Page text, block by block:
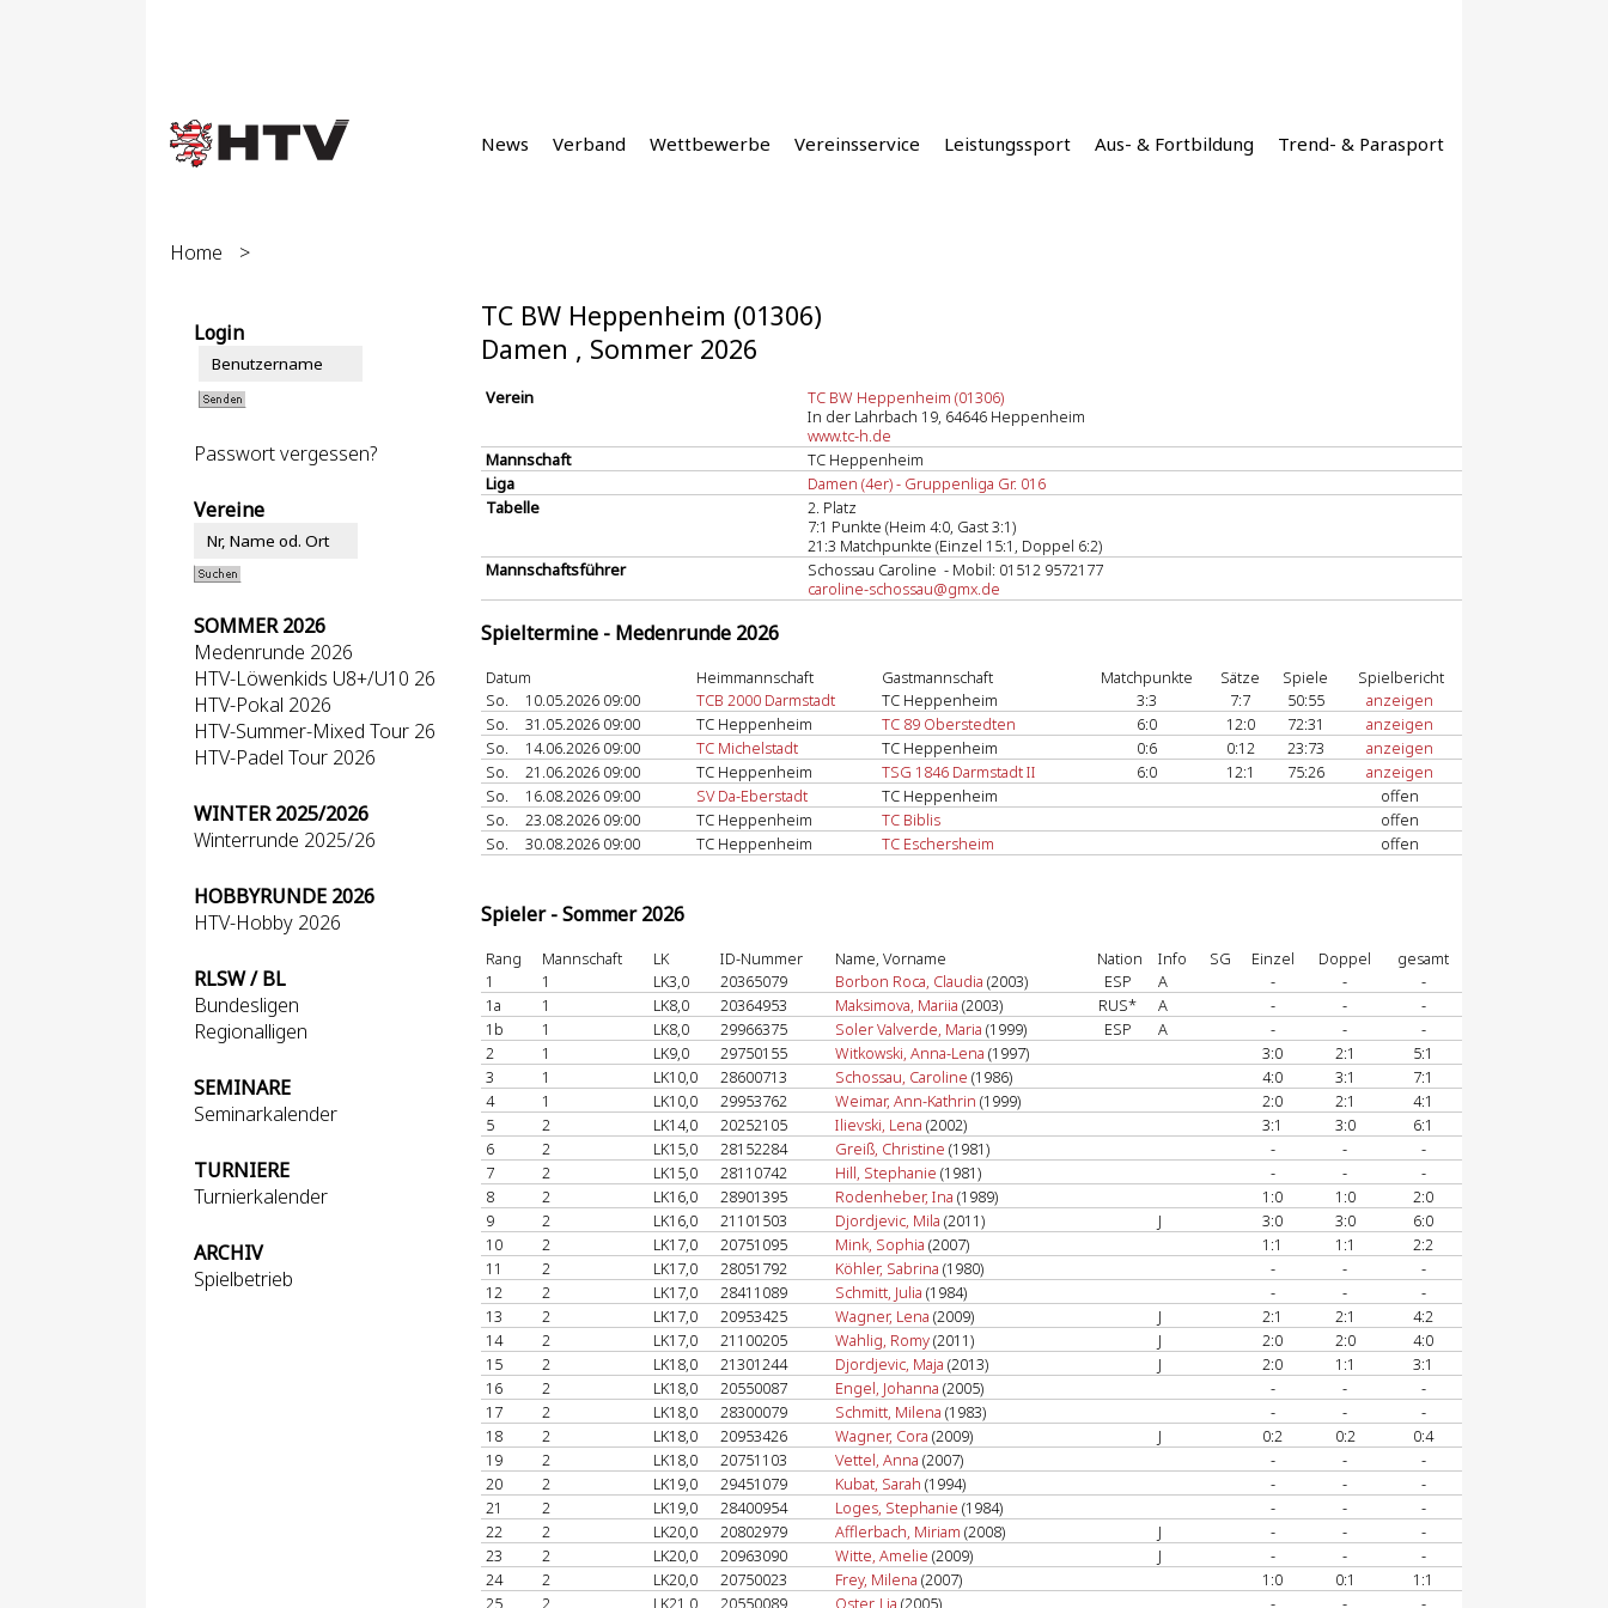
News Verband Wettbewerbe Vereinsservice Leistungssport Aus- & Fortbildung Trend- & Parasport
Home >
Login
Passwort vergessen?
Vereine
SOMMER 2026
Medenrunde 2026
HTV-Löwenkids U8+/U10 26
HTV-Pokal 2026
HTV-Summer-Mixed Tour 26
HTV-Padel Tour 2026
WINTER 2025/2026
Winterrunde 2025/26
HOBBYRUNDE 2026
HTV-Hobby 2026
RLSW / BL
Bundesligen
Regionalligen
SEMINARE
Seminarkalender
TURNIERE
Turnierkalender
ARCHIV
Spielbetrieb
TC BW Heppenheim (01306)
Damen , Sommer 2026
Verein
TC BW Heppenheim (01306)
In der Lahrbach 19, 64646 Heppenheim
www.tc-h.de
Mannschaft
TC Heppenheim
Liga
Damen (4er) - Gruppenliga Gr. 016
Tabelle
2. Platz
7:1 Punkte (Heim 4:0, Gast 3:1)
21:3 Matchpunkte (Einzel 15:1, Doppel 6:2)
Mannschaftsführer
Schossau Caroline - Mobil: 01512 9572177
caroline-schossau@gmx.de
Spieltermine - Medenrunde 2026
Datum Heimmannschaft Gastmannschaft Matchpunkte Sätze Spiele
Spielbericht
So.
10.05.2026 09:00 TCB 2000 Darmstadt TC Heppenheim 3:3 7:7 50:55
anzeigen
So.
31.05.2026 09:00 TC Heppenheim TC 89 Oberstedten 6:0 12:0 72:31
anzeigen
So.
14.06.2026 09:00 TC Michelstadt TC Heppenheim 0:6 0:12 23:73
anzeigen
So.
21.06.2026 09:00 TC Heppenheim TSG 1846 Darmstadt II 6:0 12:1 75:26
anzeigen
So.
16.08.2026 09:00 SV Da-Eberstadt TC Heppenheim
offen
So.
23.08.2026 09:00 TC Heppenheim TC Biblis
offen
So.
30.08.2026 09:00 TC Heppenheim TC Eschersheim offen
Spieler - Sommer 2026
Rang Mannschaft LK ID-Nummer Name, Vorname Nation Info SG Einzel Doppel
gesamt
1
1 LK3,0 20365079 Borbon Roca, Claudia (2003) ESP A - -
-
1a
1 LK8,0 20364953 Maksimova, Mariia (2003) RUS* A - -
-
1b
1 LK8,0 29966375 Soler Valverde, Maria (1999) ESP A - -
-
2
1 LK9,0 29750155 Witkowski, Anna-Lena (1997) 3:0 2:1
5:1
3
1 LK10,0 28600713 Schossau, Caroline (1986) 4:0 3:1
7:1
4
1 LK10,0 29953762 Weimar, Ann-Kathrin (1999) 2:0 2:1
4:1
5
2 LK14,0 20252105 Ilievski, Lena (2002) 3:1 3:0
6:1
6
2 LK15,0 28152284 Greiß, Christine (1981) - -
-
7
2 LK15,0 28110742 Hill, Stephanie (1981) - -
-
8
2 LK16,0 28901395 Rodenheber, Ina (1989) 1:0 1:0
2:0
9
2 LK16,0 21101503 Djordjevic, Mila (2011) J 3:0 3:0
6:0
10
2 LK17,0 20751095 Mink, Sophia (2007) 1:1 1:1
2:2
11
2 LK17,0 28051792 Köhler, Sabrina (1980) - -
-
12
2 LK17,0 28411089 Schmitt, Julia (1984) - -
-
13
2 LK17,0 20953425 Wagner, Lena (2009) J 2:1 2:1
4:2
14
2 LK17,0 21100205 Wahlig, Romy(2011) J 2:0 2:0
4:0
15
2 LK18,0 21301244 Djordjevic, Maja (2013) J 2:0 1:1
3:1
16
2 LK18,0 20550087 Engel, Johanna (2005) - -
-
17
2 LK18,0 28300079 Schmitt, Milena (1983) - -
-
18
2 LK18,0 20953426 Wagner, Cora (2009) J 0:2 0:2
0:4
19
2 LK18,0 20751103 Vettel, Anna (2007) - -
-
20
2 LK19,0 29451079 Kubat, Sarah (1994) - -
-
21
2 LK19,0 28400954 Loges, Stephanie (1984) - -
-
22
2 LK20,0 20802979 Afflerbach, Miriam (2008) J - -
-
23
2 LK20,0 20963090 Witte, Amelie (2009) J - -
-
24
2 LK20,0 20750023 Frey, Milena (2007) 1:0 0:1
1:1
25
2 LK21,0 20550089 Oster, Lia (2005) - - -